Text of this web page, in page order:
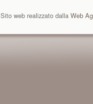
Sito web realizzato dalla Web